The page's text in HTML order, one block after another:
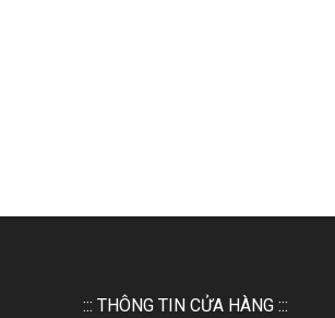
::: THÔNG TIN CỬA HÀNG :::